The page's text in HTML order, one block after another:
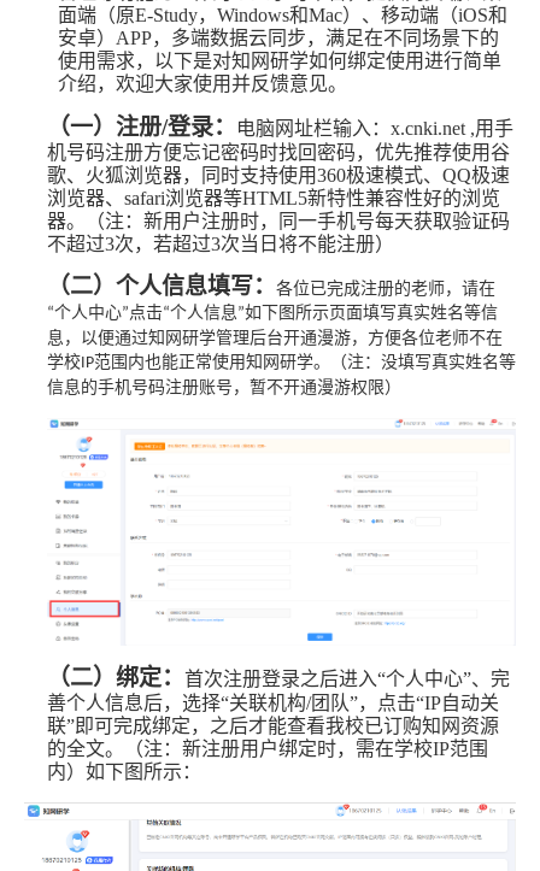
面端（原E-Study，Windows和Mac）、移动端（iOS和
安卓）APP，多端数据云同步，满足在不同场景下的
使用需求，以下是对知网研学如何绑定使用进行简单
介绍，欢迎大家使用并反馈意见。
（一）注册/登录：
电脑网址栏输入：x.cnki.net ,用手
机号码注册方便忘记密码时找回密码，优先推荐使用谷
歌、火狐浏览器，同时支持使用360极速模式、QQ极速
浏览器、safari浏览器等HTML5新特性兼容性好的浏览
器。（注：新用户注册时，同一手机号每天获取验证码
不超过3次，若超过3次当日将不能注册）
（二）个人信息填写：
各位已完成注册的老师，请在
“个人中心”点击“个人信息”如下图所示页面填写真实姓名等信
息，以便通过知网研学管理后台开通漫游，方便各位老师不在
学校IP范围内也能正常使用知网研学。（注：没填写真实姓名等
信息的手机号码注册账号，暂不开通漫游权限）
（二）绑定：
首次注册登录之后进入“个人中心”、完
善个人信息后，选择“关联机构/团队”，点击“IP自动关
联”即可完成绑定，之后才能查看我校已订购知网资源
的全文。（注：新注册用户绑定时，需在学校IP范围
内）如下图所示：